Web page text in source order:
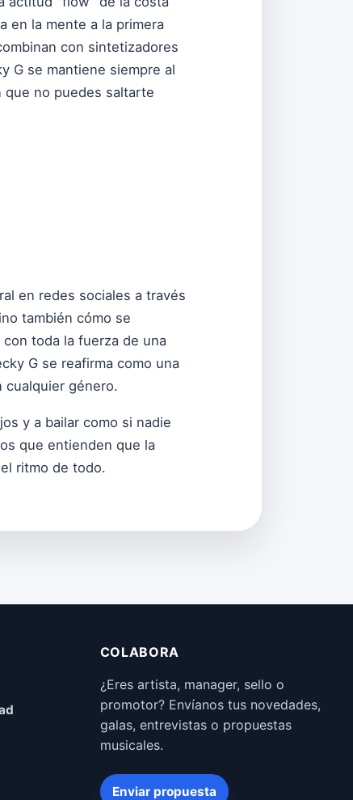
en la mente a la primera
con sintetizadores
G se mantiene siempre al
que no puedes saltarte
en redes sociales a través
también cómo se
toda la fuerza de una
G se reafirma como una
cualquier género.
y a bailar como si nadie
que entienden que la
ritmo de todo.
COLABORA
¿Eres artista, manager, sello o
promotor? Envíanos tus novedades,
galas, entrevistas o propuestas
musicales.
Enviar propuesta